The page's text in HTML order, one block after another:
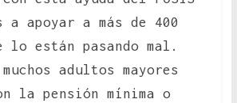
a apoyar a más de 400
lo están pasando mal.
adultos mayores
la pensión mínima o